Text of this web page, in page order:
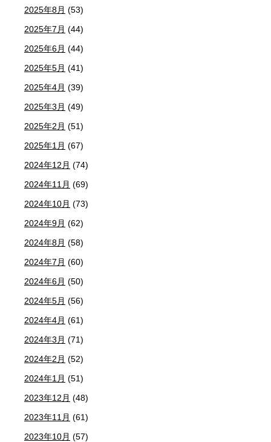
2025年8月 (53)
2025年7月 (44)
2025年6月 (44)
2025年5月 (41)
2025年4月 (39)
2025年3月 (49)
2025年2月 (51)
2025年1月 (67)
2024年12月 (74)
2024年11月 (69)
2024年10月 (73)
2024年9月 (62)
2024年8月 (58)
2024年7月 (60)
2024年6月 (50)
2024年5月 (56)
2024年4月 (61)
2024年3月 (71)
2024年2月 (52)
2024年1月 (51)
2023年12月 (48)
2023年11月 (61)
2023年10月 (57)